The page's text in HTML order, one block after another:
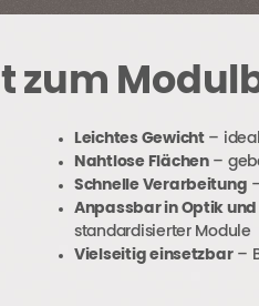
zum
Leichtes Gewicht– ideal
Nahtlose Flächen–
Schnelle Verarbeitung
Anpassbar in Optik und
standardisierter Module
Vielseitig einsetzbar–